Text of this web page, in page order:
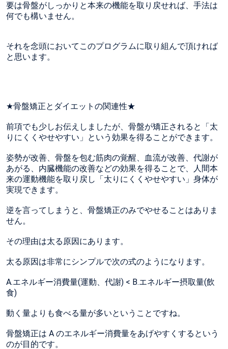
要は骨盤がしっかりと本来の機能を取り戻せれば、手法は
何でも構いません。
それを念頭においてこのプログラムに取り組んで頂ければ
と思います。
★骨盤矯正とダイエットの関連性★
前項でも少しお伝えしましたが、骨盤が矯正されると「太
りにくくやせやすい」という効果を得ることができます。
姿勢が改善、骨盤を包む筋肉の覚醒、血流が改善、代謝が
あがる、内臓機能の改善などの効果を得ることで、人間本
来の運動機能を取り戻し「太りにくくやせやすい」身体が
実現できます。
逆を言ってしまうと、骨盤矯正のみでやせることはありま
せん。
その理由は太る原因にあります。
太る原因は非常にシンプルで次の式のようになります。
A.エネルギー消費量(運動、代謝) < B.エネルギー摂取量(飲
食)
動く量よりも食べる量が多いということですね。
骨盤矯正は A のエネルギー消費量をあげやすくするという
のが目的です。